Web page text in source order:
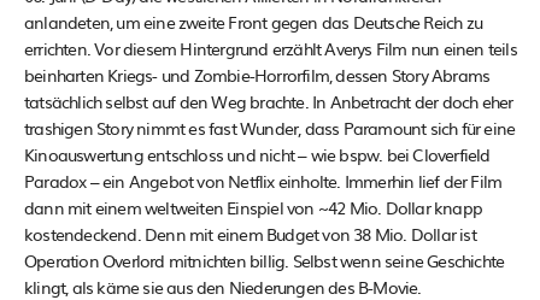
anlandeten, um eine zweite Front gegen das Deutsche Reich zu
errichten. Vor diesem Hintergrund erzählt Averys Film nun einen teils
beinharten Kriegs- und Zombie-Horrorfilm, dessen Story Abrams
tatsächlich selbst auf den Weg brachte. In Anbetracht der doch eher
trashigen Story nimmt es fast Wunder, dass Paramount sich für eine
Kinoauswertung entschloss und nicht – wie bspw. bei Cloverfield
Paradox – ein Angebot von Netflix einholte. Immerhin lief der Film
dann mit einem weltweiten Einspiel von ~42 Mio. Dollar knapp
kostendeckend. Denn mit einem Budget von 38 Mio. Dollar ist
Operation Overlord mitnichten billig. Selbst wenn seine Geschichte
klingt, als käme sie aus den Niederungen des B-Movie.